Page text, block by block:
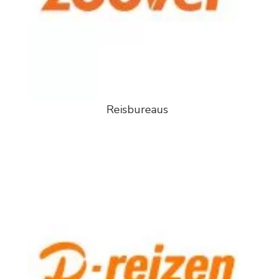
Reisbureaus